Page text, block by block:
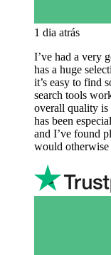
1 dia atrás
I’ve had a very
has a huge
it’s easy to find
search tools
overall quality is
has been
and I’ve found
would